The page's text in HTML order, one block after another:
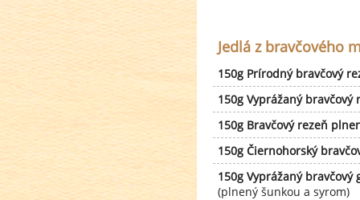
Jedlá z bravčového
150g Prírodný bravčový
150g Vyprážaný bravčový
150g Bravčový rezeň
150g Čiernohorský
150g Vyprážaný bravčový
(plnený šunkou a syrom)